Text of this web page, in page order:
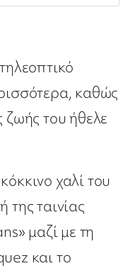
καθώς
ζωής του ήθελε
χαλί του
της ταινίας
μαζί με τη
και το